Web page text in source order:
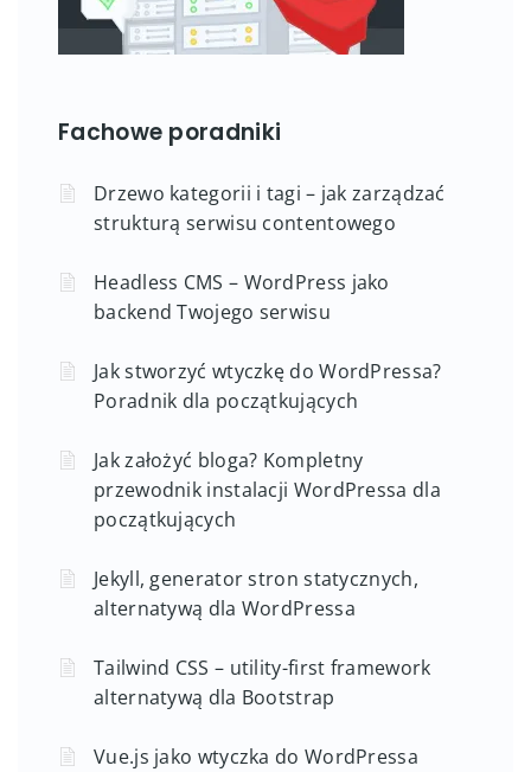
Fachowe poradniki
Drzewo kategorii i tagi – jak zarządzać
strukturą serwisu contentowego
Headless CMS – WordPress jako
backend Twojego serwisu
Jak stworzyć wtyczkę do WordPressa?
Poradnik dla początkujących
Jak założyć bloga? Kompletny
przewodnik instalacji WordPressa dla
początkujących
Jekyll, generator stron statycznych,
alternatywą dla WordPressa
Tailwind CSS – utility-first framework
alternatywą dla Bootstrap
Vue.js jako wtyczka do WordPressa